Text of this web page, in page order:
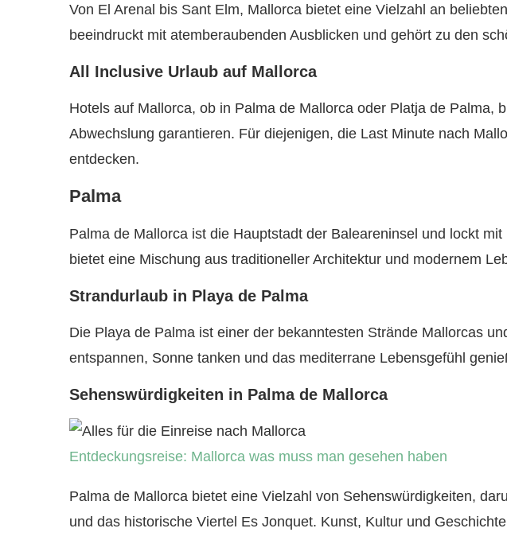
Von El Arenal bis Sant Elm, Mallorca bietet eine Vielzahl an
beeindruckt mit atemberaubenden Ausblicken und gehört zu den
All Inclusive Urlaub auf Mallorca
Hotels auf Mallorca, ob in Palma de Mallorca oder Platja de Palma,
Abwechslung garantieren. Für diejenigen, die Last Minute nach
entdecken.
Palma
Palma de Mallorca ist die Hauptstadt der Baleareninsel und lockt
bietet eine Mischung aus traditioneller Architektur und modernem
Strandurlaub in Playa de Palma
Die Playa de Palma ist einer der bekanntesten Strände Mallorcas
entspannen, Sonne tanken und das mediterrane Lebensgefühl
Sehenswürdigkeiten in Palma de Mallorca
Entdeckungsreise: Mallorca was muss man gesehen haben
Palma de Mallorca bietet eine Vielzahl von Sehenswürdigkeiten,
und das historische Viertel Es Jonquet. Kunst, Kultur und